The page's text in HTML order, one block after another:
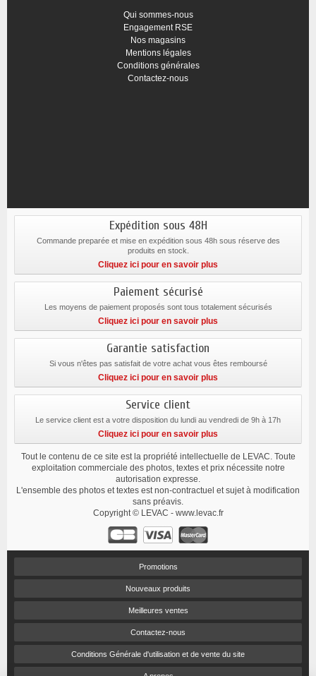
Qui sommes-nous
Engagement RSE
Nos magasins
Mentions légales
Conditions générales
Contactez-nous
Expédition sous 48H
Commande preparée et mise en expédition sous 48h sous réserve des
produits en stock.
Cliquez ici pour en savoir plus
Paiement sécurisé
Les moyens de paiement proposés sont tous totalement sécurisés
Cliquez ici pour en savoir plus
Garantie satisfaction
Si vous n'êtes pas satisfait de votre achat vous êtes remboursé
Cliquez ici pour en savoir plus
Service client
Le service client est a votre disposition du lundi au vendredi de 9h à 17h
Cliquez ici pour en savoir plus
Tout le contenu de ce site est la propriété intellectuelle de LEVAC. Toute
exploitation commerciale des photos, textes et prix nécessite notre
autorisation expresse.
L'ensemble des photos et textes est non-contractuel et sujet à modification
sans préavis.
Copyright © LEVAC - www.levac.fr
Promotions
Nouveaux produits
Meilleures ventes
Contactez-nous
Conditions Générale d'utilisation et de vente du site